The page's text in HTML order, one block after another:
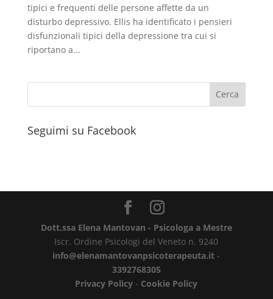
tipici e frequenti delle persone affette da un
disturbo depressivo. Ellis ha identificato i pensieri
disfunzionali tipici della depressione tra cui si
riportano a...
Seguimi su Facebook
Dott.ssa Elena Mantovan - Psicologa a Mestre
Iscr. Ordine Psicologi del Veneto n. 9240
info@elenamantovanpsicoterapeuta.it -
3392768305
Privacy Policy - Cookie Policy